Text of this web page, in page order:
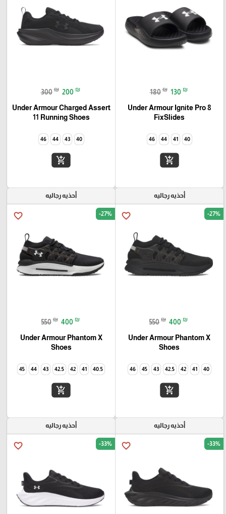
180 ₪ 130 ₪
Under Armour Ignite Pro 8
FixSlides
40
41
44
46
add_shopping_cart
300 ₪ 200 ₪
Under Armour Charged Assert
11 Running Shoes
40
43
44
46
add_shopping_cart
أحذيه رجاليه
favorite_border -27%
550 ₪ 400 ₪
Under Armour Phantom X
Shoes
40
41
42
42.5
43
45
46
add_shopping_cart
أحذيه رجاليه
favorite_border -27%
550 ₪ 400 ₪
Under Armour Phantom X
Shoes
40.5
41
42
42.5
43
44
45
add_shopping_cart
أحذيه رجاليه
favorite_border -33%
أحذيه رجاليه
favorite_border -33%